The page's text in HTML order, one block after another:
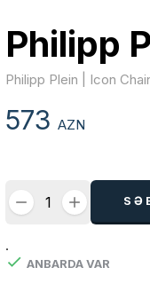
Philipp
Philipp Plein | Icon
573AZN
.
ANBARDA VAR